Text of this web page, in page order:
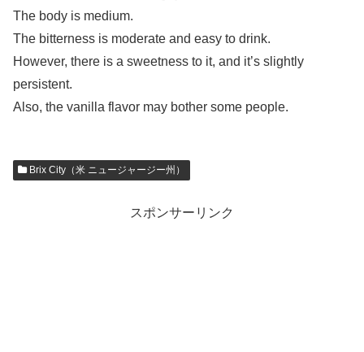
The body is medium.
The bitterness is moderate and easy to drink.
However, there is a sweetness to it, and it’s slightly
persistent.
Also, the vanilla flavor may bother some people.
Brix City（米 ニュージャージー州）
スポンサーリンク